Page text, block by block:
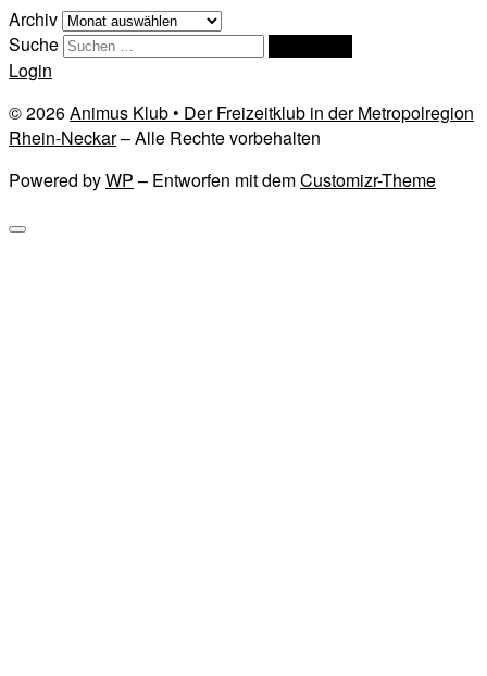
Archiv
Suche
Login
© 2026Animus Klub • Der Freizeitklub in der Metropolregion
Rhein-Neckar– Alle Rechte vorbehalten
Powered byWP – Entworfen mit demCustomizr-Theme